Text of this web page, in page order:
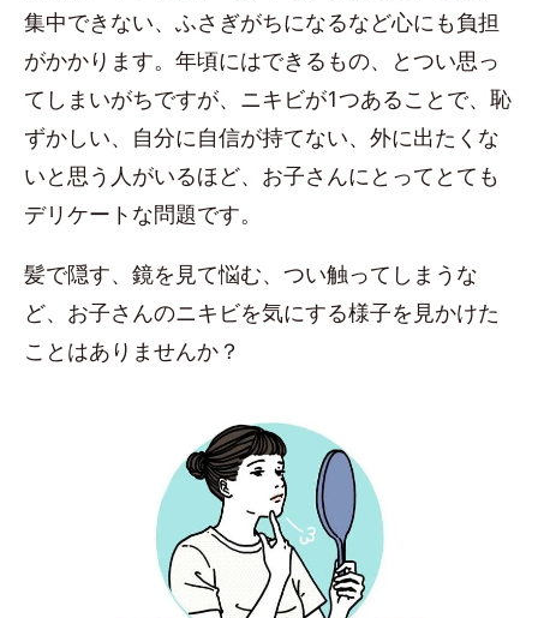
集中できない、ふさぎがちになるなど心にも負担
がかかります。年頃にはできるもの、とつい思っ
てしまいがちですが、ニキビが1つあることで、恥
ずかしい、自分に自信が持てない、外に出たくな
いと思う人がいるほど、お子さんにとってとても
デリケートな問題です。
髪で隠す、鏡を見て悩む、つい触ってしまうな
ど、お子さんのニキビを気にする様子を見かけた
ことはありませんか？